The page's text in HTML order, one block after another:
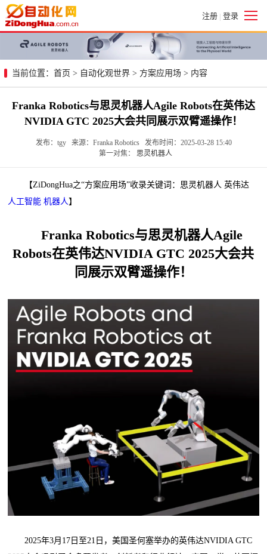
注册 | 登录
当前位置： 首页 > 自动化观世界 > 方案应用场 > 内容
Franka Robotics与思灵机器人Agile Robots在英伟达
NVIDIA GTC 2025大会共同展示双臂遥操作！
发布：tgy 来源：Franka Robotics 发布时间：2025-03-28 15:40
第一对焦：
思灵机器人
【ZiDongHua之“方案应用场”收录关键词：思灵机器人 英伟达
人工智能 机器人 】
Franka Robotics与思灵机器人Agile
Robots在英伟达NVIDIA GTC 2025大会共
同展示双臂遥操作！
2025年3月17日至21日，美国圣何塞举办的英伟达NVIDIA GTC